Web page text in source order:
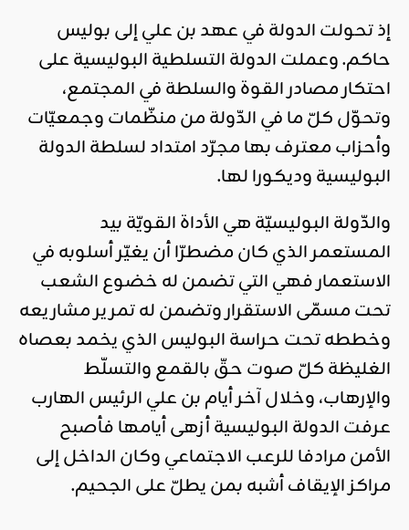
إذ تحولت الدولة في عهد بن علي إلى بوليس
حاكم. وعملت الدولة التسلطية البوليسية على
احتكار مصادر القوة والسلطة في المجتمع،
وتحوّل كلّ ما في الدّولة من منظّمات وجمعيّات
وأحزاب معترف بها مجرّد امتداد لسلطة الدولة
البوليسية وديكورا لها.
والدّولة البوليسيّة هي الأداة القويّة بيد
المستعمر الذي كان مضطرّا أن يغيّر أسلوبه في
الاستعمار فهي التي تضمن له خضوع الشعب
تحت مسمّى الاستقرار وتضمن له تمرير مشاريعه
وخططه تحت حراسة البوليس الذي يخمد بعصاه
الغليظة كلّ صوت حقّ بالقمع والتسلّط
والإرهاب، وخلال آخر أيام بن علي الرئيس الهارب
عرفت الدولة البوليسية أزهى أيامها فأصبح
الأمن مرادفا للرعب الاجتماعي وكان الداخل إلى
مراكز الإيقاف أشبه بمن يطلّ على الجحيم.